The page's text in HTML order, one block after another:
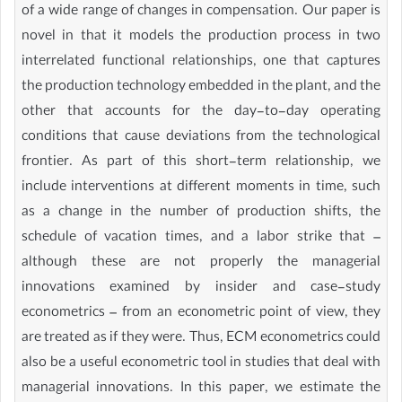
of a wide range of changes in compensation. Our paper is
novel in that it models the production process in two
interrelated functional relationships, one that captures
the production technology embedded in the plant, and the
other that accounts for the day-to-day operating
conditions that cause deviations from the technological
frontier. As part of this short-term relationship, we
include interventions at different moments in time, such
as a change in the number of production shifts, the
schedule of vacation times, and a labor strike that –
although these are not properly the managerial
innovations examined by insider and case-study
econometrics – from an econometric point of view, they
are treated as if they were. Thus, ECM econometrics could
also be a useful econometric tool in studies that deal with
managerial innovations. In this paper, we estimate the